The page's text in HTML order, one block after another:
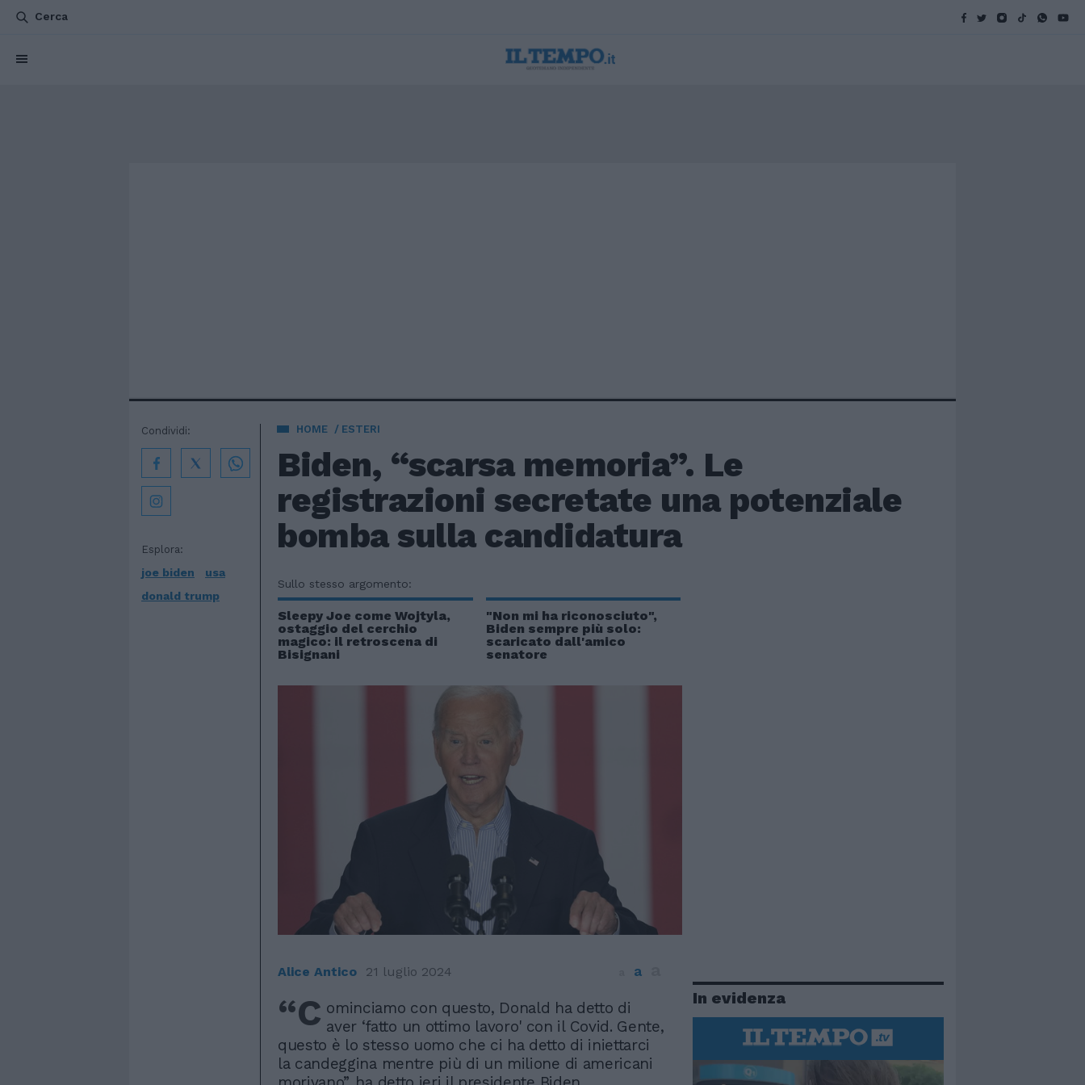
Cerca
HOME ESTERI
Biden, “scarsa memoria”. Le
registrazioni secretate una potenziale
bomba sulla candidatura
Esplora:
joe biden
usa
donald trump
Condividi:
Sullo stesso argomento:
Sleepy Joe come Wojtyla,
ostaggio del cerchio
magico: il retroscena di
Bisignani
"Non mi ha riconosciuto",
Biden sempre più solo:
scaricato dall'amico
senatore
Alice Antico 21 luglio 2024 a
“C ominciamo con questo, Donald ha detto di
aver ‘fatto un ottimo lavoro' con il Covid. Gente,
questo è lo stesso uomo che ci ha detto di iniettarci
la candeggina mentre più di un milione di americani
In evidenza